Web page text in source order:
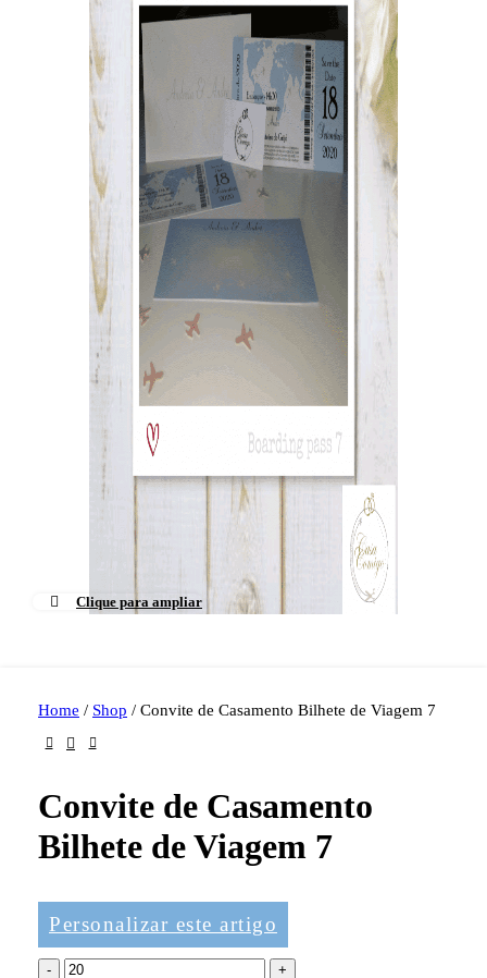
Clique para ampliar
Home / Shop / Convite de Casamento Bilhete de Viagem 7
Convite de Casamento
Bilhete de Viagem 7
Personalizar este artigo